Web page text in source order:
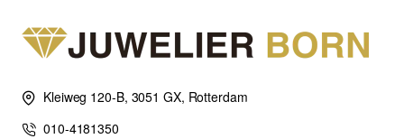
Kleiweg 120-B, 3051 GX, Rotterdam
010-4181350